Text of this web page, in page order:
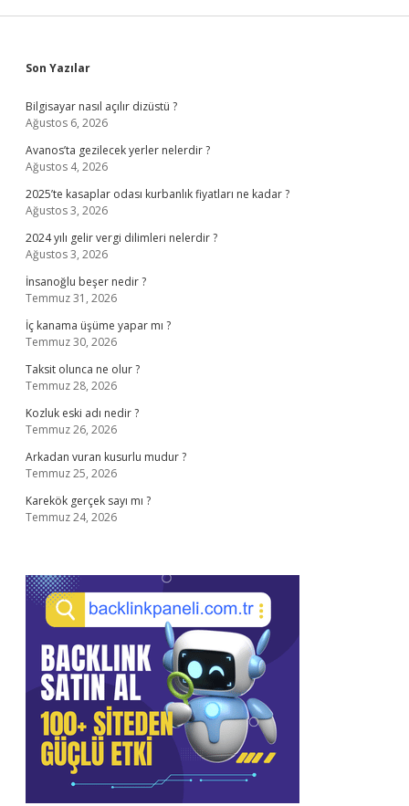
Sidebar
Son Yazılar
Bilgisayar nasıl açılır dizüstü ?
Ağustos 6, 2026
Avanos’ta gezilecek yerler nelerdir ?
Ağustos 4, 2026
2025’te kasaplar odası kurbanlık fiyatları ne kadar ?
Ağustos 3, 2026
2024 yılı gelir vergi dilimleri nelerdir ?
Ağustos 3, 2026
İnsanoğlu beşer nedir ?
Temmuz 31, 2026
İç kanama üşüme yapar mı ?
Temmuz 30, 2026
Taksit olunca ne olur ?
Temmuz 28, 2026
Kozluk eski adı nedir ?
Temmuz 26, 2026
Arkadan vuran kusurlu mudur ?
Temmuz 25, 2026
Karekök gerçek sayı mı ?
Temmuz 24, 2026